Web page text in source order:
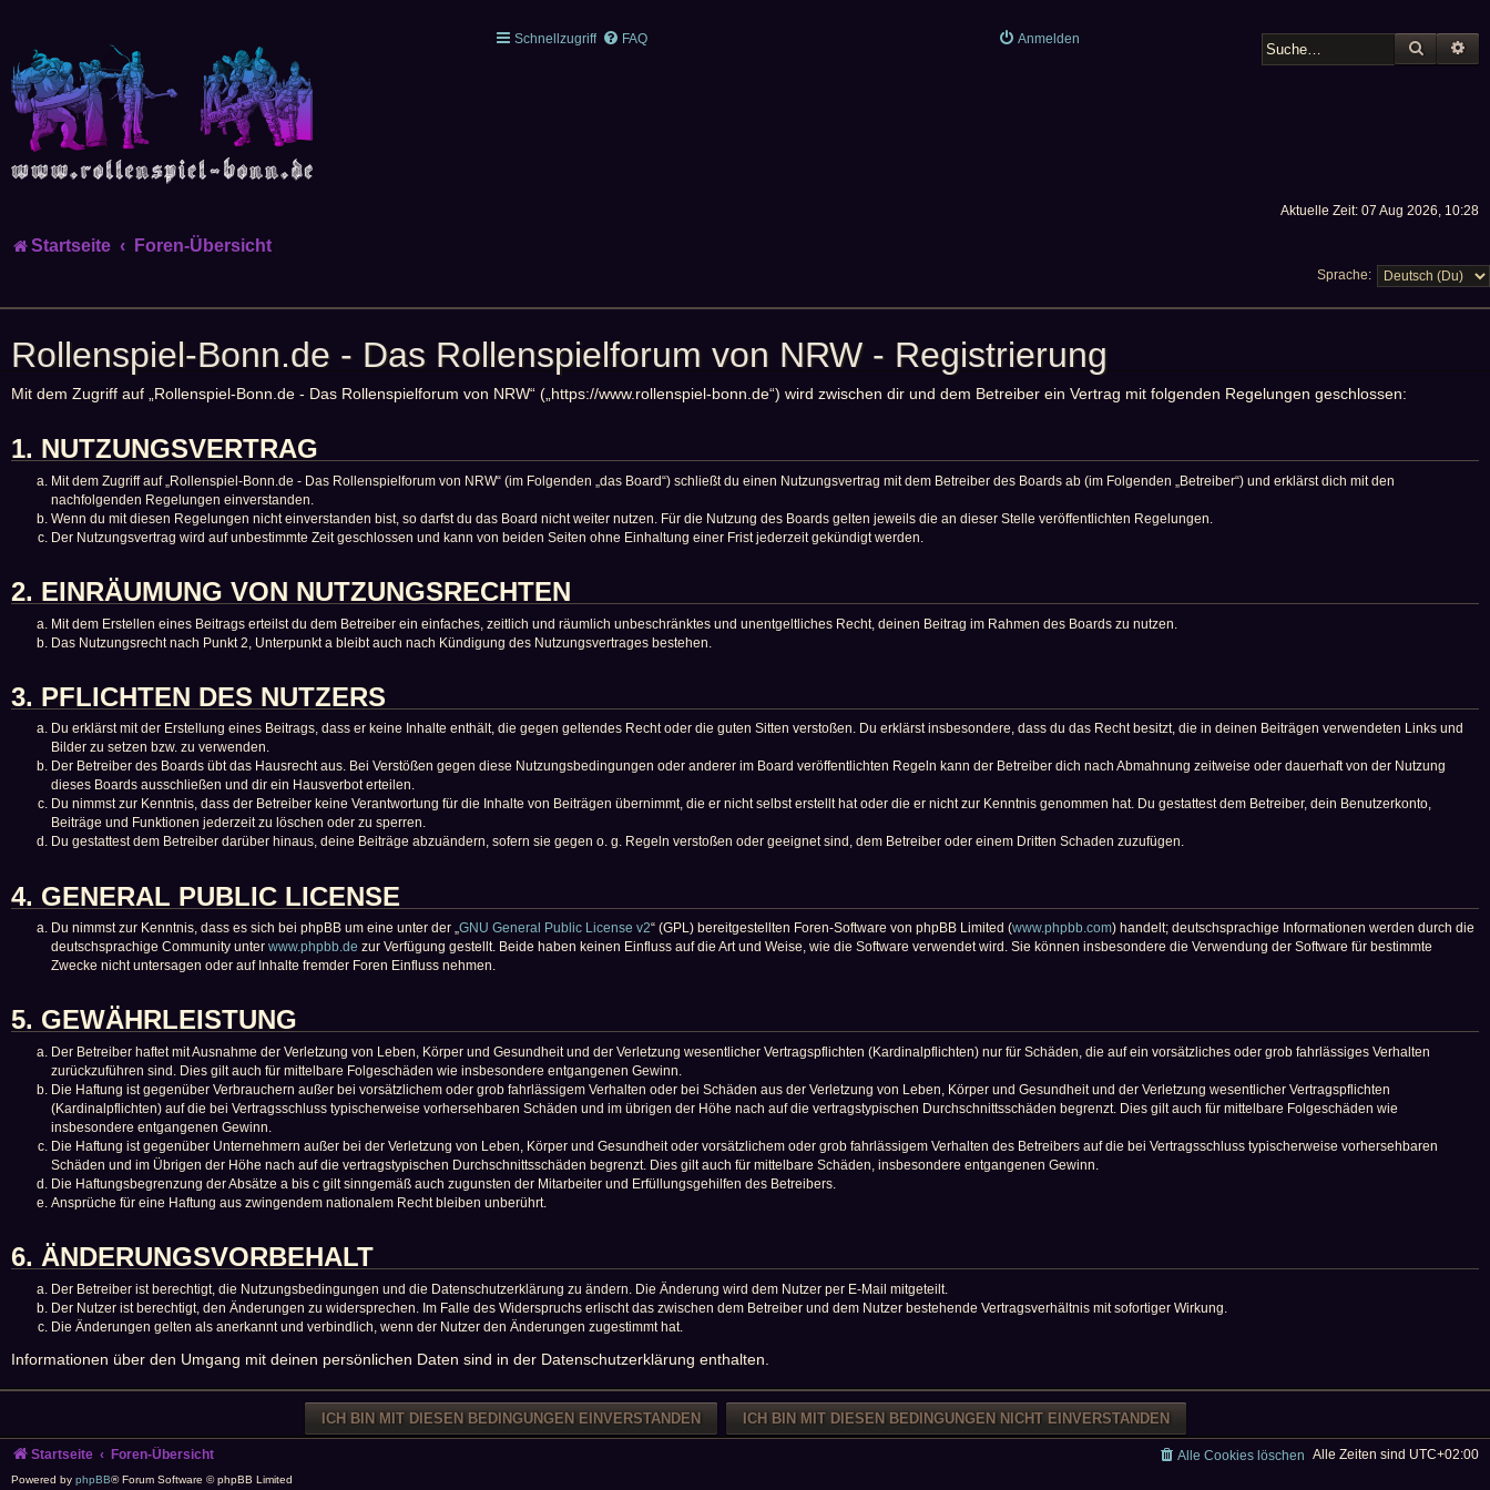
Schnellzugriff FAQ Anmelden
SUCHE
Startseite Foren-Übersicht
Aktuelle Zeit: 07 Aug 2026, 10:28
Sprache:
Rollenspiel-Bonn.de - Das Rollenspielforum von NRW - Registrierung
Mit dem Zugriff auf „Rollenspiel-Bonn.de - Das Rollenspielforum von NRW“ („https://www.rollenspiel-bonn.de“) wird zwischen dir und dem Betreiber ein Vertrag mit folgenden Regelungen geschlossen:
1. NUTZUNGSVERTRAG
Mit dem Zugriff auf „Rollenspiel-Bonn.de - Das Rollenspielforum von NRW“ (im Folgenden „das Board“) schließt du einen Nutzungsvertrag mit dem Betreiber des Boards ab (im Folgenden „Betreiber“) und erklärst dich mit den
nachfolgenden Regelungen einverstanden.
Wenn du mit diesen Regelungen nicht einverstanden bist, so darfst du das Board nicht weiter nutzen. Für die Nutzung des Boards gelten jeweils die an dieser Stelle veröffentlichten Regelungen.
Der Nutzungsvertrag wird auf unbestimmte Zeit geschlossen und kann von beiden Seiten ohne Einhaltung einer Frist jederzeit gekündigt werden.
2. EINRÄUMUNG VON NUTZUNGSRECHTEN
Mit dem Erstellen eines Beitrags erteilst du dem Betreiber ein einfaches, zeitlich und räumlich unbeschränktes und unentgeltliches Recht, deinen Beitrag im Rahmen des Boards zu nutzen.
Das Nutzungsrecht nach Punkt 2, Unterpunkt a bleibt auch nach Kündigung des Nutzungsvertrages bestehen.
3. PFLICHTEN DES NUTZERS
Du erklärst mit der Erstellung eines Beitrags, dass er keine Inhalte enthält, die gegen geltendes Recht oder die guten Sitten verstoßen. Du erklärst insbesondere, dass du das Recht besitzt, die in deinen Beiträgen verwendeten Links und
Bilder zu setzen bzw. zu verwenden.
Der Betreiber des Boards übt das Hausrecht aus. Bei Verstößen gegen diese Nutzungsbedingungen oder anderer im Board veröffentlichten Regeln kann der Betreiber dich nach Abmahnung zeitweise oder dauerhaft von der Nutzung
dieses Boards ausschließen und dir ein Hausverbot erteilen.
Du nimmst zur Kenntnis, dass der Betreiber keine Verantwortung für die Inhalte von Beiträgen übernimmt, die er nicht selbst erstellt hat oder die er nicht zur Kenntnis genommen hat. Du gestattest dem Betreiber, dein Benutzerkonto,
Beiträge und Funktionen jederzeit zu löschen oder zu sperren.
Du gestattest dem Betreiber darüber hinaus, deine Beiträge abzuändern, sofern sie gegen o. g. Regeln verstoßen oder geeignet sind, dem Betreiber oder einem Dritten Schaden zuzufügen.
4. GENERAL PUBLIC LICENSE
Du nimmst zur Kenntnis, dass es sich bei phpBB um eine unter der „GNU General Public License v2“ (GPL) bereitgestellten Foren-Software von phpBB Limited (www.phpbb.com) handelt; deutschsprachige Informationen werden durch die
deutschsprachige Community unter www.phpbb.de zur Verfügung gestellt. Beide haben keinen Einfluss auf die Art und Weise, wie die Software verwendet wird. Sie können insbesondere die Verwendung der Software für bestimmte
Zwecke nicht untersagen oder auf Inhalte fremder Foren Einfluss nehmen.
5. GEWÄHRLEISTUNG
Der Betreiber haftet mit Ausnahme der Verletzung von Leben, Körper und Gesundheit und der Verletzung wesentlicher Vertragspflichten (Kardinalpflichten) nur für Schäden, die auf ein vorsätzliches oder grob fahrlässiges Verhalten
zurückzuführen sind. Dies gilt auch für mittelbare Folgeschäden wie insbesondere entgangenen Gewinn.
Die Haftung ist gegenüber Verbrauchern außer bei vorsätzlichem oder grob fahrlässigem Verhalten oder bei Schäden aus der Verletzung von Leben, Körper und Gesundheit und der Verletzung wesentlicher Vertragspflichten
(Kardinalpflichten) auf die bei Vertragsschluss typischerweise vorhersehbaren Schäden und im übrigen der Höhe nach auf die vertragstypischen Durchschnittsschäden begrenzt. Dies gilt auch für mittelbare Folgeschäden wie
insbesondere entgangenen Gewinn.
Die Haftung ist gegenüber Unternehmern außer bei der Verletzung von Leben, Körper und Gesundheit oder vorsätzlichem oder grob fahrlässigem Verhalten des Betreibers auf die bei Vertragsschluss typischerweise vorhersehbaren
Schäden und im Übrigen der Höhe nach auf die vertragstypischen Durchschnittsschäden begrenzt. Dies gilt auch für mittelbare Schäden, insbesondere entgangenen Gewinn.
Die Haftungsbegrenzung der Absätze a bis c gilt sinngemäß auch zugunsten der Mitarbeiter und Erfüllungsgehilfen des Betreibers.
Ansprüche für eine Haftung aus zwingendem nationalem Recht bleiben unberührt.
6. ÄNDERUNGSVORBEHALT
Der Betreiber ist berechtigt, die Nutzungsbedingungen und die Datenschutzerklärung zu ändern. Die Änderung wird dem Nutzer per E-Mail mitgeteilt.
Der Nutzer ist berechtigt, den Änderungen zu widersprechen. Im Falle des Widerspruchs erlischt das zwischen dem Betreiber und dem Nutzer bestehende Vertragsverhältnis mit sofortiger Wirkung.
Die Änderungen gelten als anerkannt und verbindlich, wenn der Nutzer den Änderungen zugestimmt hat.
Informationen über den Umgang mit deinen persönlichen Daten sind in der Datenschutzerklärung enthalten.
Startseite Foren-Übersicht Alle Zeiten sind UTC+02:00
Alle Cookies löschen
Powered by phpBB® Forum Software © phpBB Limited